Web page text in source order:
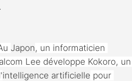
.
Japon, un informaticien
Lee développe Kokoro, un
intelligence artificielle pour